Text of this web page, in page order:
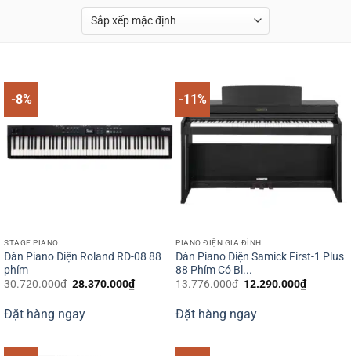
-8%
STAGE PIANO
Đàn Piano Điện Roland RD-08 88
phím
30.720.000₫ Giá
30.720.000₫.
28.370.000₫Giá
hiện
28.370.000₫.
Đặt hàng ngay
-11%
PIANO ĐIỆN GIA ĐÌNH
Đàn Piano Điện Samick First-1 Plus
88 Phím Có Bl...
13.776.000₫ Giá
13.776.000₫.
12.290.000₫Giá
hiện
Đặt hàng ngay